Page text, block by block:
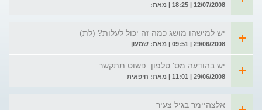
12/07/2008 | 18:25 | מאת:
יש למישהו מושג כמה זה יכול לעלות? (לת)
29/06/2008 | 09:51 | מאת: שמעון
יש בהודעה מס' טלפון. פשוט תתקשר...
29/06/2008 | 11:01 | מאת: חיפאית
אלצהיימר בגיל צעיר